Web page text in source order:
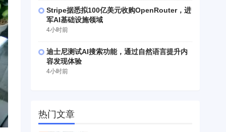
Stripe据悉拟100亿美元收购OpenRouter，进
军AI基础设施领域
4小时前
迪士尼测试AI搜索功能，通过自然语言提升内
容发现体验
4小时前
热门文章